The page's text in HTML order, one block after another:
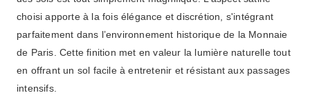
choisi apporte à la fois élégance et discrétion, s'intégrant
parfaitement dans l’environnement historique de la Monnaie
de Paris. Cette finition met en valeur la lumière naturelle tout
en offrant un sol facile à entretenir et résistant aux passages
intensifs.